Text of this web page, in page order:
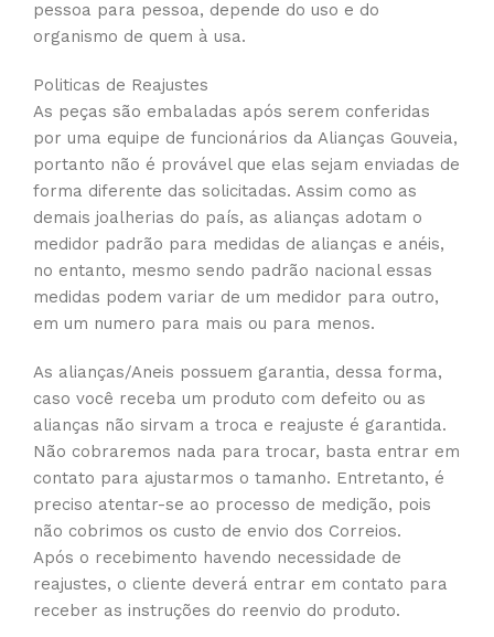
pessoa para pessoa, depende do uso e do
organismo de quem à usa.
Politicas de Reajustes
As peças são embaladas após serem conferidas
por uma equipe de funcionários da Alianças Gouveia,
portanto não é provável que elas sejam enviadas de
forma diferente das solicitadas. Assim como as
demais joalherias do país, as alianças adotam o
medidor padrão para medidas de alianças e anéis,
no entanto, mesmo sendo padrão nacional essas
medidas podem variar de um medidor para outro,
em um numero para mais ou para menos.
As alianças/Aneis possuem garantia, dessa forma,
caso você receba um produto com defeito ou as
alianças não sirvam a troca e reajuste é garantida.
Não cobraremos nada para trocar, basta entrar em
contato para ajustarmos o tamanho. Entretanto, é
preciso atentar-se ao processo de medição, pois
não cobrimos os custo de envio dos Correios.
Após o recebimento havendo necessidade de
reajustes, o cliente deverá entrar em contato para
receber as instruções do reenvio do produto.